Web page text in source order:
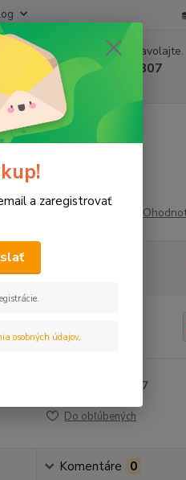
Neviete si rady? Zavolajte.
+421 911 131 807
(Po-Pia, 8-17 hod.)
6i / Bazár
48,77 €
1737
Do obľúbených
Komentáre 0
a zaregistrovať
osobných údajov.